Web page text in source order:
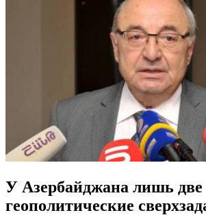
У Азербайджана лишь две
геополитические